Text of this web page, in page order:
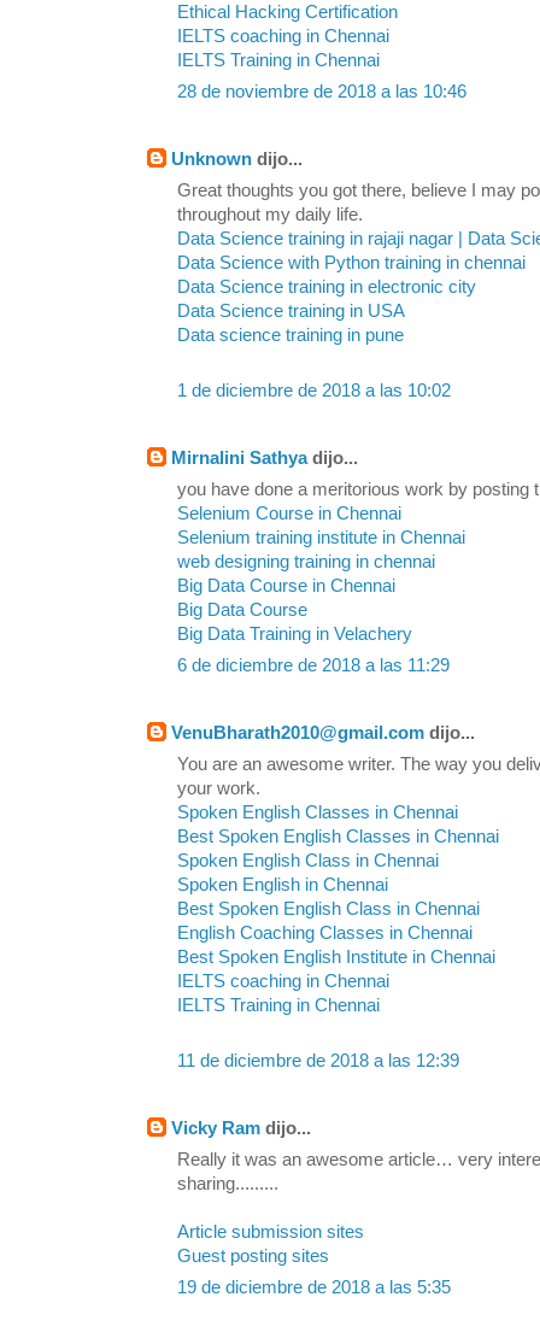
Ethical Hacking Certification
IELTS coaching in Chennai
IELTS Training in Chennai
28 de noviembre de 2018 a las 10:46
Unknown dijo...
Great thoughts you got there, believe I may
throughout my daily life.
Data Science training in rajaji nagar | Data
Data Science with Python training in chennai
Data Science training in electronic city
Data Science training in USA
Data science training in pune
1 de diciembre de 2018 a las 10:02
Mirnalini Sathyadijo...
you have done a meritorious work by posting
Selenium Course in Chennai
Selenium training institute in Chennai
web designing training in chennai
Big Data Course in Chennai
Big Data Course
Big Data Training in Velachery
6 de diciembre de 2018 a las 11:29
VenuBharath2010@gmail.com dijo...
You are an awesome writer. The way you
your work.
Spoken English Classes in Chennai
Best Spoken English Classes in Chennai
Spoken English Class in Chennai
Spoken English in Chennai
Best Spoken English Class in Chennai
English Coaching Classes in Chennai
Best Spoken English Institute in Chennai
IELTS coaching in Chennai
IELTS Training in Chennai
11 de diciembre de 2018 a las 12:39
Vicky Ram dijo...
Really it was an awesome article… very
sharing.........
Article submission sites
Guest posting sites
19 de diciembre de 2018 a las 5:35